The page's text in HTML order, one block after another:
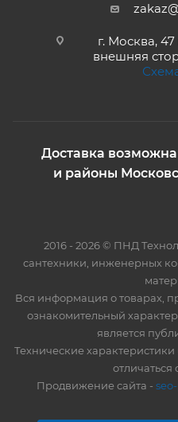
г. Москва,
внешняя
Доставка возможна
и районы
2016 - 2026 © ПНД
сантехники, инженерных
Вся информация о товарах,
ознакомительный
является
Технические
отличаться
Продвижение сайта -